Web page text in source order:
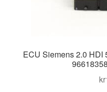
ECU Siemens 2.0 HDI
kr